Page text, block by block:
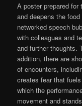
A poster prepared
and deepens the
networked speech
with colleagues and
and further thoughts.
addition, there are
of encounters,
creates fear that
which the
movement and